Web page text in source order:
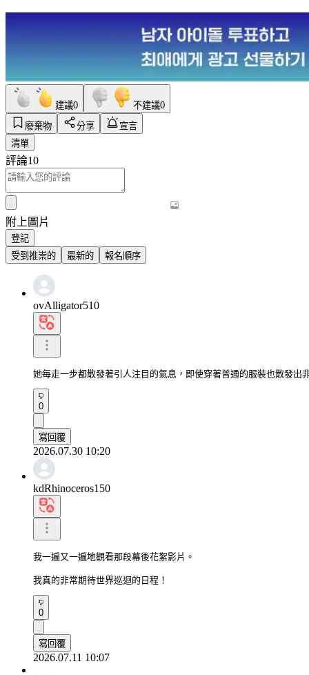
建議0 不建議0
廢棄物
分享
宣言
清單
評論10
附上圖片
登記
受到推崇的
最新的 報名順序
ovAlligator510
她每走一步都散發著引人注目的氣息，即使穿著普通的服裝也散發出
0
寫回覆
2026.07.30 10:20
kdRhinoceros150
我一遍又一遍地觀看那段幕後花絮影片。
我真的非常期待世界巡迴的日程！
0
寫回覆
2026.07.11 10:07